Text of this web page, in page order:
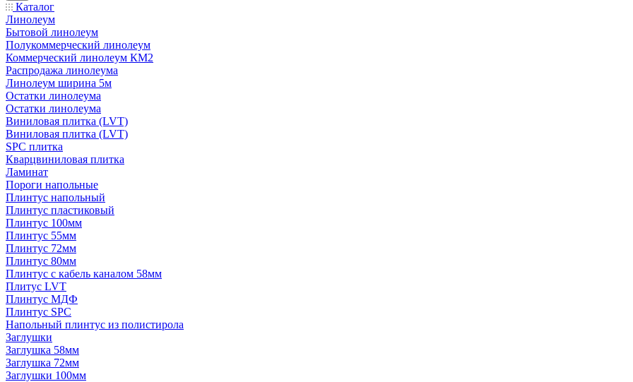
Каталог
Линолеум
Бытовой линолеум
Полукоммерческий линолеум
Коммерческий линолеум КМ2
Распродажа линолеума
Линолеум ширина 5м
Остатки линолеума
Остатки линолеума
Виниловая плитка (LVT)
Виниловая плитка (LVT)
SPC плитка
Кварцвиниловая плитка
Ламинат
Пороги напольные
Плинтус напольный
Плинтус пластиковый
Плинтус 100мм
Плинтус 55мм
Плинтус 72мм
Плинтус 80мм
Плинтус с кабель каналом 58мм
Плитус LVT
Плинтус МДФ
Плинтус SPC
Напольный плинтус из полистирола
Заглушки
Заглушка 58мм
Заглушка 72мм
Заглушки 100мм